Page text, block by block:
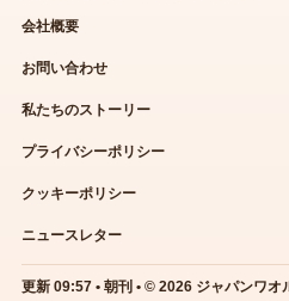
会社概要
お問い合わせ
私たちのストーリー
プライバシーポリシー
クッキーポリシー
ニュースレター
更新 09:57 • 朝刊 • © 2026 ジャパンワオ